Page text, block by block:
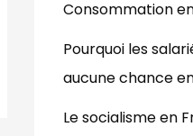
Consommation
Pourquoi les
aucune chance
Le socialisme en